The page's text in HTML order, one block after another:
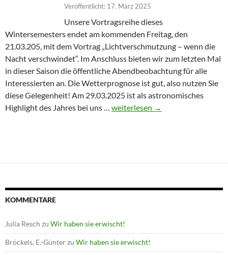
Veröffentlicht: 17. März 2025
Unsere Vortragsreihe dieses
Wintersemesters endet am kommenden Freitag, den
21.03.205, mit dem Vortrag „Lichtverschmutzung – wenn die
Nacht verschwindet“. Im Anschluss bieten wir zum letzten Mal
in dieser Saison die öffentliche Abendbeobachtung für alle
Interessierten an. Die Wetterprognose ist gut, also nutzen Sie
diese Gelegenheit! Am 29.03.2025 ist als astronomisches
Highlight des Jahres bei uns … Winterprogramm endet mit
weiterlesen →
KOMMENTARE
Julia Resch zu Wir haben sie erwischt!
Bröckels, E.-Günterzu Wir haben sie erwischt!